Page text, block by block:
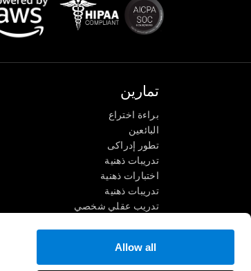
Allow all
تمارين
براءة اختراع
البائعين
تطور إدراكى
تدريبات ذهنية
اختبارات ذهنية
تدريبات ذهنية
تدريب عقلي شخصي
فهم القراءة
الأطفال الموهوبون